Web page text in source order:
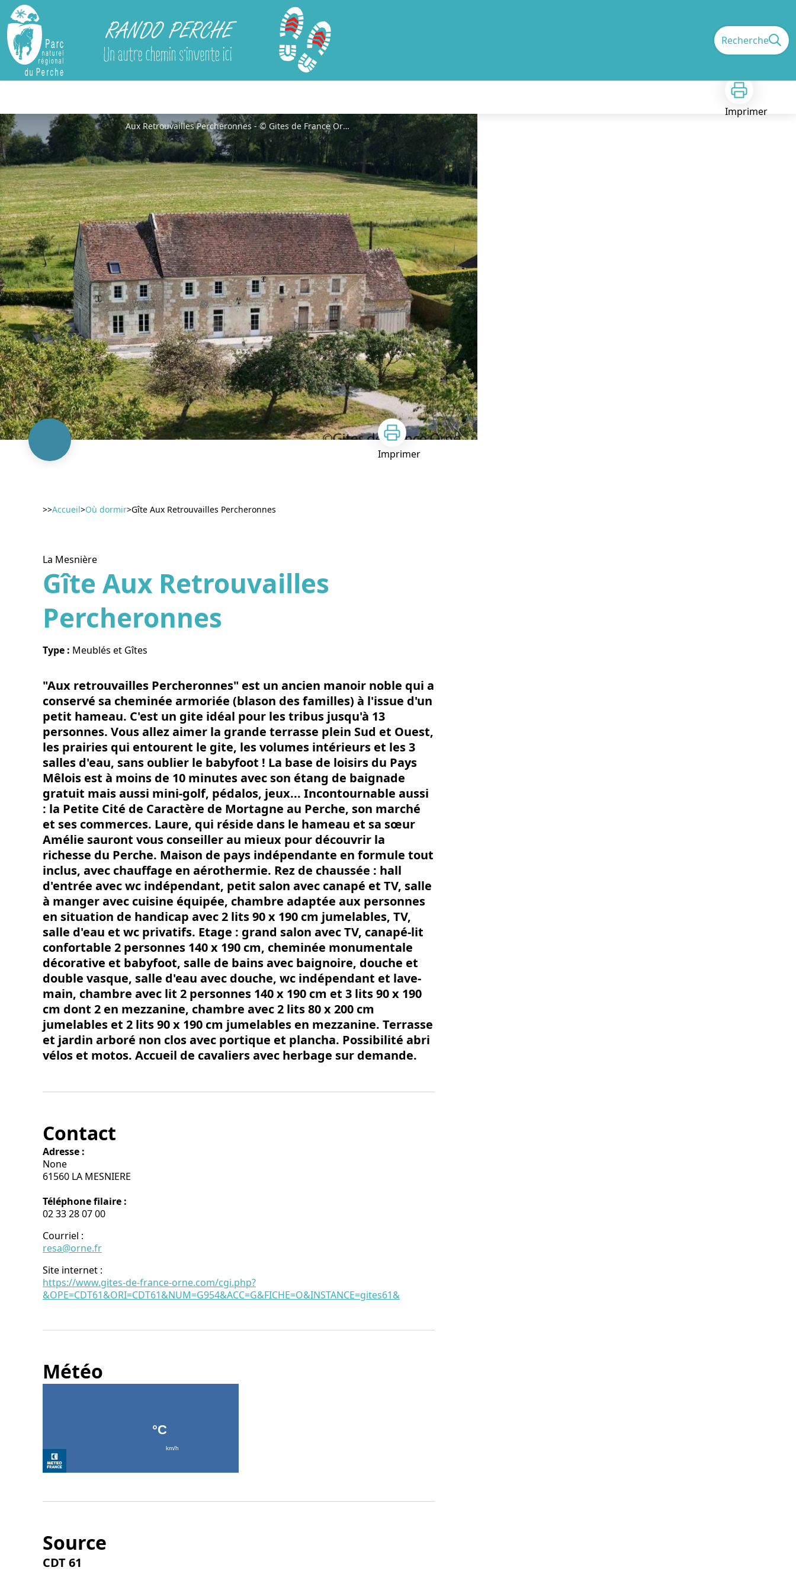
Rando Perche Recherche
Imprimer
Aux Retrouvailles Percheronnes - © Gites de France Orne
Imprimer
>>Accueil>Où dormir>Gîte Aux Retrouvailles Percheronnes
La Mesnière
Gîte Aux Retrouvailles
Percheronnes
Type : Meublés et Gîtes
"Aux retrouvailles Percheronnes" est un ancien manoir noble qui a
conservé sa cheminée armoriée (blason des familles) à l'issue d'un
petit hameau. C'est un gite idéal pour les tribus jusqu'à 13
personnes. Vous allez aimer la grande terrasse plein Sud et Ouest,
les prairies qui entourent le gite, les volumes intérieurs et les 3
salles d'eau, sans oublier le babyfoot ! La base de loisirs du Pays
Mêlois est à moins de 10 minutes avec son étang de baignade
gratuit mais aussi mini-golf, pédalos, jeux... Incontournable aussi
: la Petite Cité de Caractère de Mortagne au Perche, son marché
et ses commerces. Laure, qui réside dans le hameau et sa sœur
Amélie sauront vous conseiller au mieux pour découvrir la
richesse du Perche. Maison de pays indépendante en formule tout
inclus, avec chauffage en aérothermie. Rez de chaussée : hall
d'entrée avec wc indépendant, petit salon avec canapé et TV, salle
à manger avec cuisine équipée, chambre adaptée aux personnes
en situation de handicap avec 2 lits 90 x 190 cm jumelables, TV,
salle d'eau et wc privatifs. Etage : grand salon avec TV, canapé-lit
confortable 2 personnes 140 x 190 cm, cheminée monumentale
décorative et babyfoot, salle de bains avec baignoire, douche et
double vasque, salle d'eau avec douche, wc indépendant et lave-
main, chambre avec lit 2 personnes 140 x 190 cm et 3 lits 90 x 190
cm dont 2 en mezzanine, chambre avec 2 lits 80 x 200 cm
jumelables et 2 lits 90 x 190 cm jumelables en mezzanine. Terrasse
et jardin arboré non clos avec portique et plancha. Possibilité abri
vélos et motos. Accueil de cavaliers avec herbage sur demande.
Contact
Adresse :
None
61560 LA MESNIERE
Téléphone filaire :
02 33 28 07 00
Courriel :
resa@orne.fr
Site internet :
https://www.gites-de-france-orne.com/cgi.php?
&OPE=CDT61&ORI=CDT61&NUM=G954&ACC=G&FICHE=O&INSTANCE=gites61&
Météo
Source
CDT 61